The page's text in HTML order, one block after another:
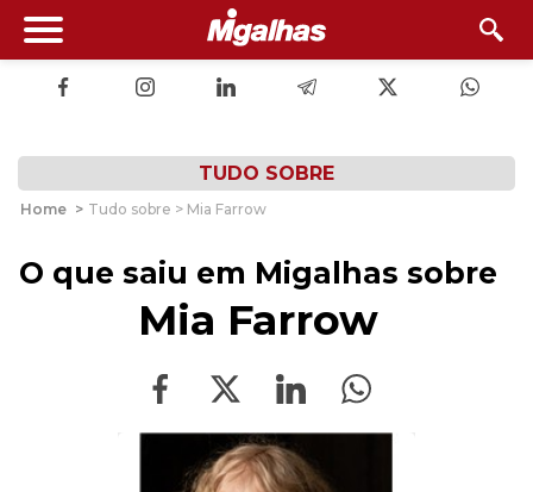
TUDO SOBRE
Home > Tudo sobre > Mia Farrow
O que saiu em Migalhas sobre
Mia Farrow